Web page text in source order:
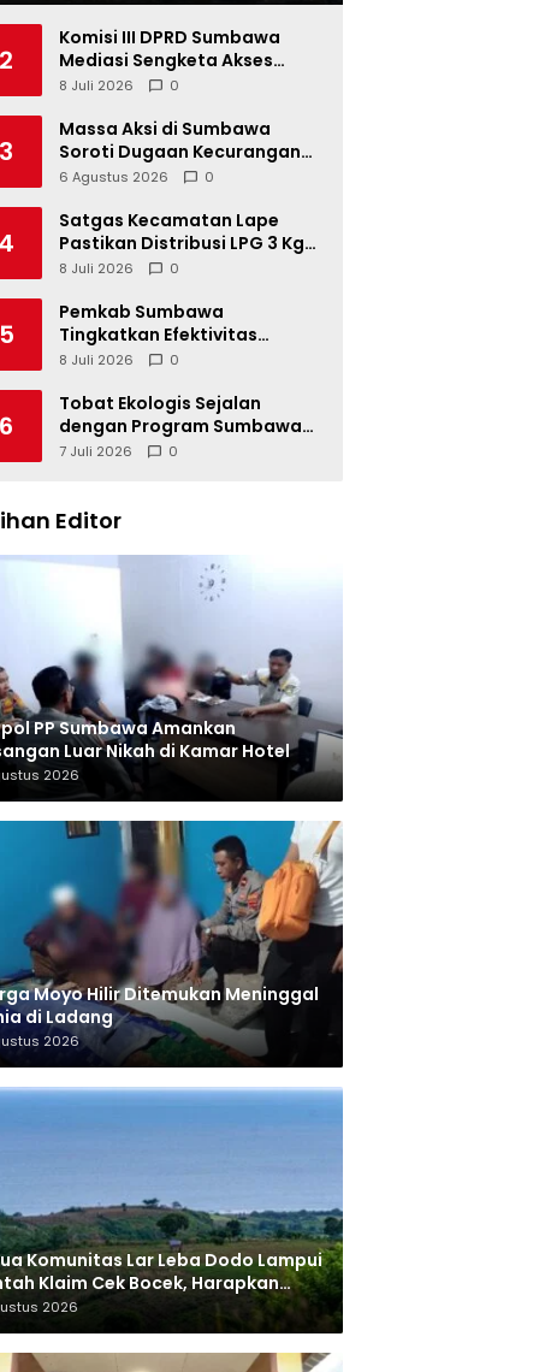
2
Komisi III DPRD Sumbawa
Mediasi Sengketa Akses
Jalan Kelompok Tani Buin Dua
8 Juli 2026 0
3
Massa Aksi di Sumbawa
Soroti Dugaan Kecurangan
Distribusi LPG 3 Kg Hingga
6 Agustus 2026 0
4
Satgas Kecamatan Lape
Pastikan Distribusi LPG 3 Kg
Tertib
8 Juli 2026 0
5
Pemkab Sumbawa
Tingkatkan Efektivitas
Pengendalian Korupsi
8 Juli 2026 0
6
Tobat Ekologis Sejalan
dengan Program Sumbawa
Hijau Lestari
7 Juli 2026 0
Editor
PP Sumbawa Amankan
Luar Nikah di Kamar Hotel
2026
Moyo Hilir Ditemukan Meninggal
di Ladang
2026
Komunitas Lar Leba Dodo Lampui
Klaim Cek Bocek, Harapkan
Beri Akses ke Makam Leluhur
2026